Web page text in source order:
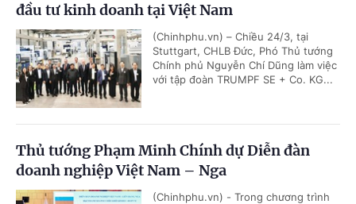
đầu tư kinh doanh tại Việt Nam
(Chinhphu.vn) – Chiều 24/3, tại
Stuttgart, CHLB Đức, Phó Thủ tướng
Chính phủ Nguyễn Chí Dũng làm việc
với tập đoàn TRUMPF SE + Co. KG...
Thủ tướng Phạm Minh Chính dự Diễn đàn
doanh nghiệp Việt Nam – Nga
(Chinhphu.vn) - Trong chương trình